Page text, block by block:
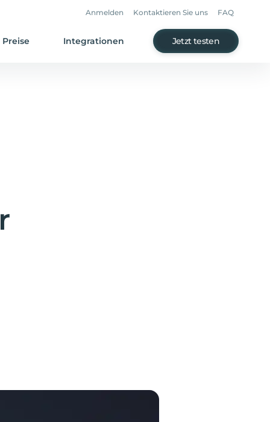
Anmelden Kontaktieren Sie uns FAQ
Preise Integrationen Jetzt testen